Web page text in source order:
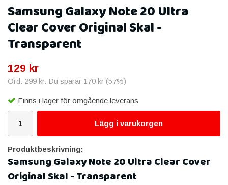
Samsung Galaxy Note 20 Ultra
Clear Cover Original Skal -
Transparent
129 kr
Ord. 299 kr. Du sparar 170 kr (57%)
Finns i lager för omgående leverans
Lägg i varukorgen
Produktbeskrivning:
Samsung Galaxy Note 20 Ultra Clear Cover
Original Skal - Transparent